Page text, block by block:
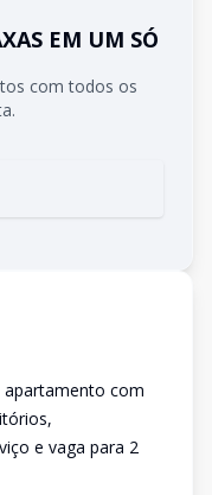
EM UM SÓ
com todos os
apartamento com
e vaga para 2